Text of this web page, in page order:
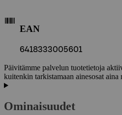
EAN
6418333005601
Päivitämme palvelun tuotetietoja
kuitenkin tarkistamaan ainesosat
Ominaisuudet